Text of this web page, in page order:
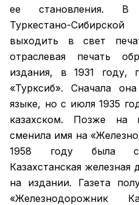
ее становления. В
Туркестано-
выходить в свет
отраслевая печать
издания, в 1931 году,
«Турксиб». Сначала
языке, но с июля 1935
казахском. Позже на
сменила имя на
1958 году была
Казахстанская железная
на издании. Газета
«Железнодорожник